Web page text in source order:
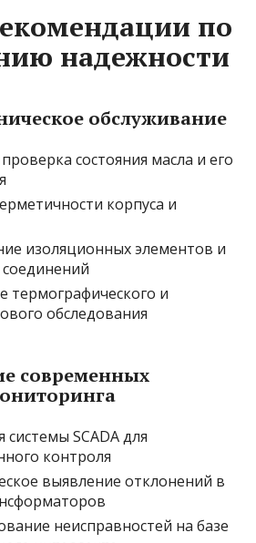
по
надежности
обслуживание
состояния масла и его
корпуса и
изоляционных элементов и
термографического и
обследования
современных
системы SCADA для
контроля
выявление отклонений в
неисправностей на базе